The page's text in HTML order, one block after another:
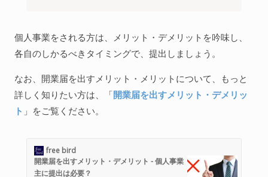
個人事業をされる方は、メリット・デメリットを吟味し、
各自のしかるべきタイミングで、提出しましょう。
なお、開業届を出すメリット・メリットについて、もっと
詳しく知りたい方は、「開業届を出すメリット・デメリッ
ト 」をご覧ください。
free bird
開業届を出すメリット・デメリット - 個人事業
主に提出は必要？